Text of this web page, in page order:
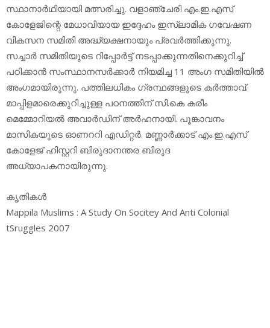
സ്ഥാനാര്‍ഥിയായി മത്സരിച്ചു. വളാഞ്ചേരി എം.ഇ.എസ്
കോളേജിന്റെ മേധാവിയായ ഇദ്ദേഹം ഇസ്ലാമിക ഗവേഷണ
വികസന സമിതി അദ്ധ്യക്ഷനായും പ്രവര്‍ത്തിക്കുന്നു.
സച്ചാര്‍ സമിതിയുടെ റിപ്പോര്‍ട്ട് നടപ്പാക്കുന്നതിനെക്കുറിച്ച്
പഠിക്കാന്‍ സംസ്ഥാനസര്‍ക്കാര്‍ നിയമിച്ച 11 അംഗ സമിതിയില്‍
അംഗമായിരുന്നു. പത്തിലധികം ഗ്രന്ഥങ്ങളുടെ കര്‍ത്താവ്.
മാപ്പിളമാരെക്കുറിച്ചുള്ള പഠനത്തിന് സി.കെ കരീം
മെമ്മോറിയല്‍ അവാര്‍ഡിന് അര്‍ഹനായി. പൂങ്കാവനം
മാസികയുടെ ഓണററി എഡിറ്റര്‍. മണ്ണാര്‍ക്കാട് എം.ഇ.എസ്
കോളേജ് ഹിസ്റ്ററി ബിരുദാനന്തര ബിരുദ
അധ്യാപകനായിരുന്നു.
കൃതികള്‍
Mappila Muslims : A Study On Socitey And Anti Colonial
tSruggles 2007